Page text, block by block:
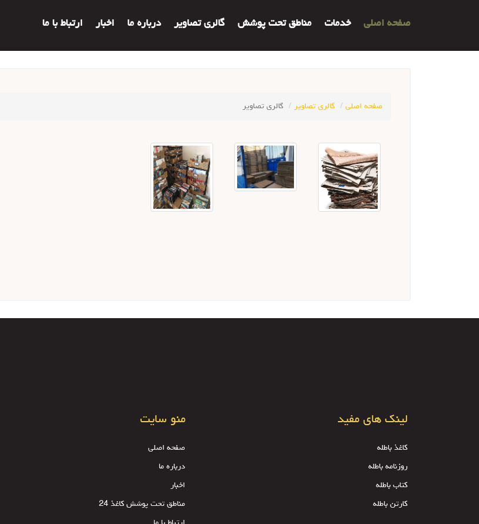
صفحه اصلی خدمات مناطق تحت پوشش گالری تصاویر درباره ما اخبار ارتباط با ما
صفحه اصلی گالري تصاوير گالری تصاویر
لینک های مفید
کاغذ باطله
روزنامه باطله
کتاب باطله
کارتن باطله
منو سایت
صفحه اصلی
درباره ما
اخبار
مناطق تحت پوشش کاغذ 24